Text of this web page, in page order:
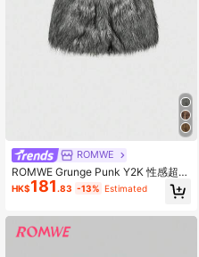
ROMWE
ROMWE Grunge Punk Y2K 性感超低
腰仿皮草迷你短裤
HK$181.83 -13% Estimated